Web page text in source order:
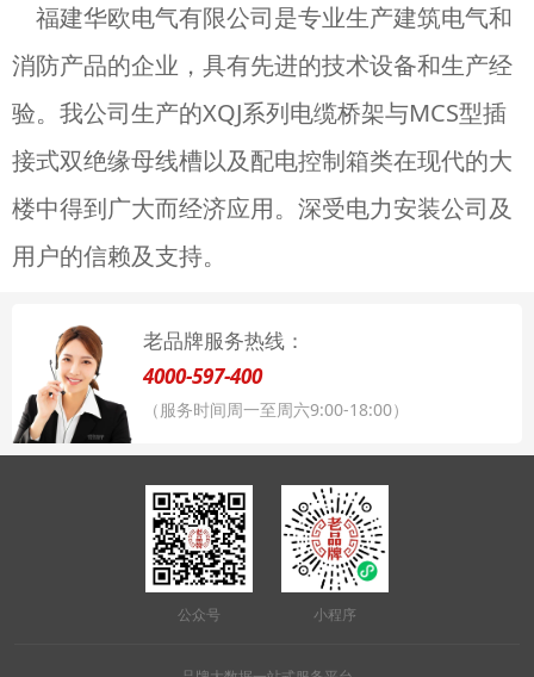
福建华欧电气有限公司是专业生产建筑电气和
消防产品的企业，具有先进的技术设备和生产经
验。我公司生产的XQJ系列电缆桥架与MCS型插
接式双绝缘母线槽以及配电控制箱类在现代的大
楼中得到广大而经济应用。深受电力安装公司及
用户的信赖及支持。
老品牌服务热线：
4000-597-400
（服务时间周一至周六9:00-18:00）
公众号 小程序